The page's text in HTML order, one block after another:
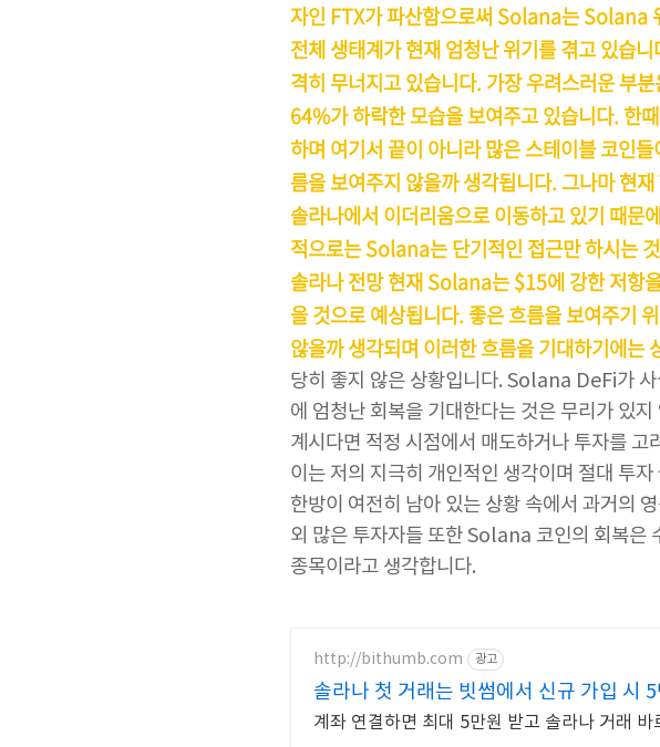
자인 FTX가 파산함으로써 Solana는 Solana
전체 생태계가 현재 엄청난 위기를 겪고 있습
격히 무너지고 있습니다. 가장 우려스러운 부
64%가 하락한 모습을 보여주고 있습니다. 한
하며 여기서 끝이 아니라 많은 스테이블 코인
름을 보여주지 않을까 생각됩니다. 그나마 현
솔라나에서 이더리움으로 이동하고 있기 때
적으로는 Solana는 단기적인 접근만 하시는
솔라나 전망 현재 Solana는 $15에 강한 저항
을 것으로 예상됩니다. 좋은 흐름을 보여주기
않을까 생각되며 이러한 흐름을 기대하기에는
당히 좋지 않은 상황입니다. Solana DeFi가
에 엄청난 회복을 기대한다는 것은 무리가 있
계시다면 적정 시점에서 매도하거나 투자를
이는 저의 지극히 개인적인 생각이며 절대 투
한방이 여전히 남아 있는 상황 속에서 과거의
외 많은 투자자들 또한 Solana 코인의 회복은
종목이라고 생각합니다.
http://bithumb.com 광고
솔라나 첫 거래는 빗썸에서 신규 가입 시
계좌 연결하면 최대 5만원 받고 솔라나 거래 바